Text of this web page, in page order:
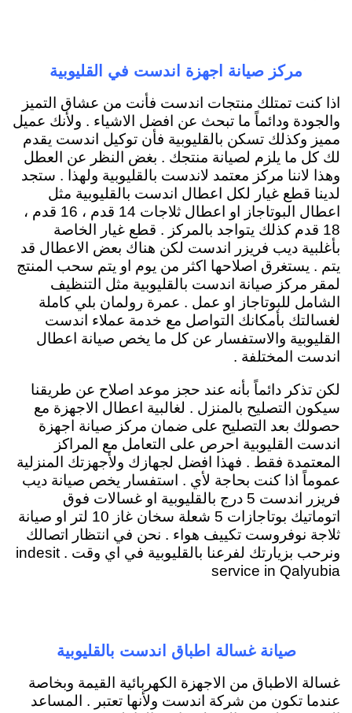
مركز صيانة اجهزة اندست في القليوبية
اذا كنت تمتلك منتجات اندست فأنت من عشاق التميز
والجودة ودائماً ما تبحث عن افضل الاشياء . ولأنك عميل
مميز وكذلك تسكن بالقليوبية فأن توكيل اندست يقدم
لك كل ما يلزم لصيانة منتجك . بغض النظر عن العطل
وهذا لاننا مركز معتمد لاندست بالقليوبية ولهذا . ستجد
لدينا قطع غيار لكل اعطال اندست بالقليوبية مثل
اعطال البوتاجاز او اعطال ثلاجات 14 قدم ، 16 قدم ،
18 قدم كذلك يتواجد بالمركز . قطع غيار الخاصة
بأغلبية ديب فريزر اندست لكن هناك بعض الاعطال قد
يتم . يستغرق اصلاحها اكثر من يوم او يتم سحب المنتج
لمقر مركز صيانة اندست بالقليوبية مثل التنظيف
الشامل للبوتاجاز او عمل . عمرة رولمان بلي كاملة
لغسالتك بأمكانك التواصل مع خدمة عملاء اندست
القليوبية والاستفسار عن كل ما يخص صيانة اعطال
اندست المختلفة .
لكن تذكر دائماً بأنه عند حجز موعد اصلاح عن طريقنا
سيكون التصليح بالمنزل . لغالبية اعطال الاجهزة مع
حصولك بعد التصليح على ضمان مركز صيانة اجهزة
اندست القليوبية احرص على التعامل مع المراكز
المعتمدة فقط . فهذا افضل لجهازك ولأجهزتك المنزلية
عموماً اذا كنت بحاجة لأي . استفسار يخص صيانة ديب
فريزر اندست 5 درج بالقليوبية او غسالات فوق
اتوماتيك بوتاجازات 5 شعلة سخان غاز 10 لتر او صيانة
ثلاجة نوفروست تكييف هواء . نحن في انتظار اتصالك
ونرحب بزيارتك لفرعنا بالقليوبية في اي وقت . indesit
service in Qalyubia
صيانة غسالة اطباق اندست بالقليوبية
غسالة الاطباق من الاجهزة الكهربائية القيمة وبخاصة
عندما تكون من شركة اندست ولأنها تعتبر . المساعد